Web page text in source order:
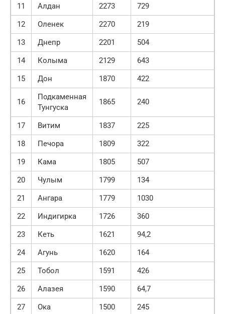
11
Алдан 2273
729
12
Оленек 2270
219
13
Днепр 2201
504
14
Колыма 2129
643
15
Дон 1870 422
16
Подкаменная
Тунгуска
1865 240
17 Витим 1837
225
18
Печора 1809
322
19
Кама 1805
507
20
Чулым 1799
134
21
Ангара 1779
1030
22
Индигирка 1726
360
23
Кеть 1621
94,2
24
Агунь 1620
164
25
Тобол 1591
426
26
Алазея 1590
64,7
27
Ока 1500
245